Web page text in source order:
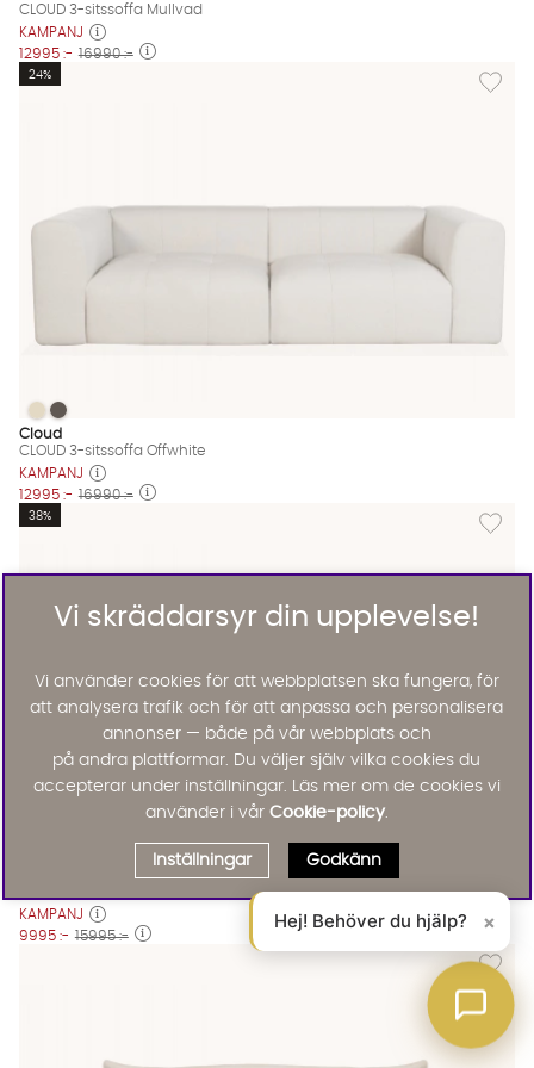
CLOUD 3-sitssoffa Mullvad
KAMPANJ
12995 :- 16990 :-
Lägg
24%
CLOUD 3-sitssoffa Offwhite Finns även i dessa färger:
CLOUD 3-sitssoffa Offwhite
CLOUD 3-sitssoffa Offwhite
Cloud
CLOUD 3-sitssoffa Offwhite
KAMPANJ
12995 :- 16990 :-
Lägg
38%
VIKELAND 3-sitssoffa Beige Finns även i dessa färger:
VIKELAND 3-sitssoffa Beige
KAMPANJ
9995 :- 15995 :-
Lägg till
Vi skräddarsyr din upplevelse!
Vi använder cookies för att webbplatsen ska fungera, för
att analysera trafik och för att anpassa och personalisera
annonser — både på vår webbplats och
på andra plattformar. Du väljer själv vilka cookies du
accepterar under inställningar. Läs mer om de cookies vi
använder i vår Cookie-policy.
Inställningar Godkänn
Hej! Behöver du hjälp? ×